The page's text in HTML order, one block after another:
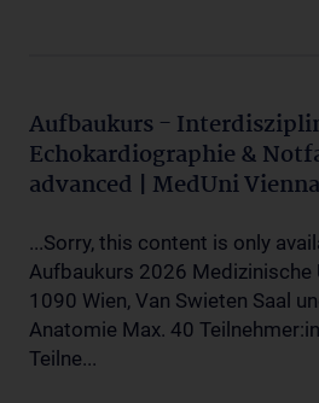
Aufbaukurs -
Echokardiographie &
advanced | MedUni Vienna
...Sorry, this content is only
Aufbaukurs 2026 Medizinische
1090 Wien, Van Swieten Saal
Anatomie Max. 40
Teilne...